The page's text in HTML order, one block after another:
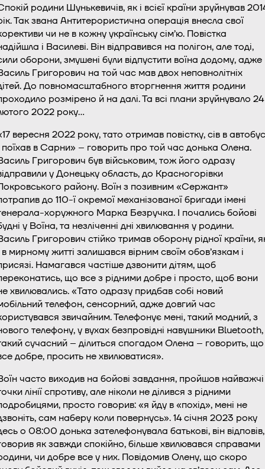
родини Шунькевичів, як і всієї країни зруйнував
Так звана Антитерористична операція внесла свої
чи не в кожну українську сім’ю. Повістка
і Василеві. Він відправився на полігон, але тоді,
оборони, змушені були відпустити воїна додому, адже
Григорович на той час мав двох неповнолітніх
До повномасштабного вторгнення життя родини
розмірено й на далі. Та всі плани зруйнувало 24
2022 року…
вересня 2022 року, тато отримав повістку, сів в автобус
поїхав в Сарни» – говорить про той час донька Олена.
Григорович був військовим, тож його одразу
у Донецьку область, до Красногорівки
району. Воїн з позивним «Сержант»
до 110-ї окремої механізованої бригади імені
хоружного Марка Безручка. І почались бойові
у Воїна, та незліченні дні хвилювання у родини.
Григорович стійко тримав оборону рідної країни,
в мирному житті залишався вірним своїм обов’язкам і
Намагався частіше дзвонити дітям, щоб
що все з рідними добре і просто, щоб вони
хвилювались. «Тато одразу придбав собі новий
телефон, сенсорний, адже довгий час
звичайним. Телефонує мені, такий модний, з
телефону, у вухах безпровідні навушники Bluetooth,
сучасний – ділиться спогадом Олена – говорить, що
добре, просить не хвилюватися».
часто виходив на бойові завдання, пройшов найважчі
лінії спротиву, але ніколи не ділився з рідними
просто говорив: «я йду в «похід», мені не
сам наберу коли повернусь». 14 січня 2023 року
о 08:00 донька зателефонувала батькові, він відповів,
як завжди спокійно, більше хвилювався справами
чи добре все у них. Повідомив Олену, що скоро